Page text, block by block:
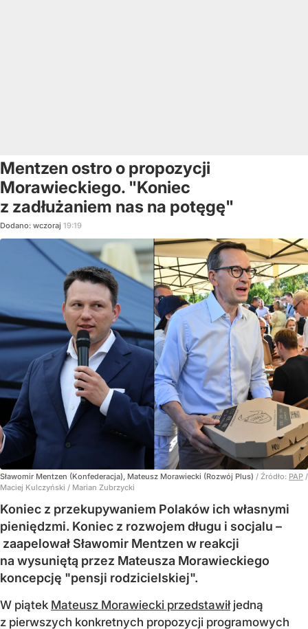
Mentzen ostro o propozycji
Morawieckiego. "Koniec
z zadłużaniem nas na potęgę"
Dodano: wczoraj 19:19
Sławomir Mentzen (Konfederacja), Mateusz Morawiecki (Rozwój Plus) / Źródło: PAP /
Maciej Kulczyński / Marian Zubrzycki
Koniec z przekupywaniem Polaków ich własnymi
pieniędzmi. Koniec z rozwojem długu i socjalu –
zaapelował Sławomir Mentzen w reakcji
na wysuniętą przez Mateusza Morawieckiego
koncepcję "pensji rodzicielskiej".
W piątek Mateusz Morawiecki przedstawiłjedną
z pierwszych konkretnych propozycji programowych